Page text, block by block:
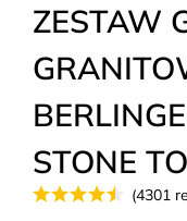
ZESTAW
STONE
(4301